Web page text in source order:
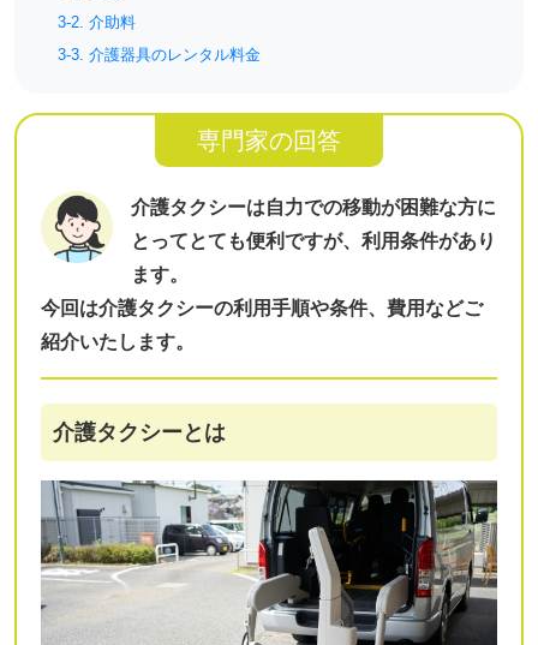
SNSでケアポケの最新情報を配信中！
3-2. 介助料
3-3. 介護器具のレンタル料金
専門家の回答
介護タクシーは自力での移動が困難な方に
とってとても便利ですが、利用条件があり
ます。
今回は介護タクシーの利用手順や条件、費用などご
紹介いたします。
介護タクシーとは